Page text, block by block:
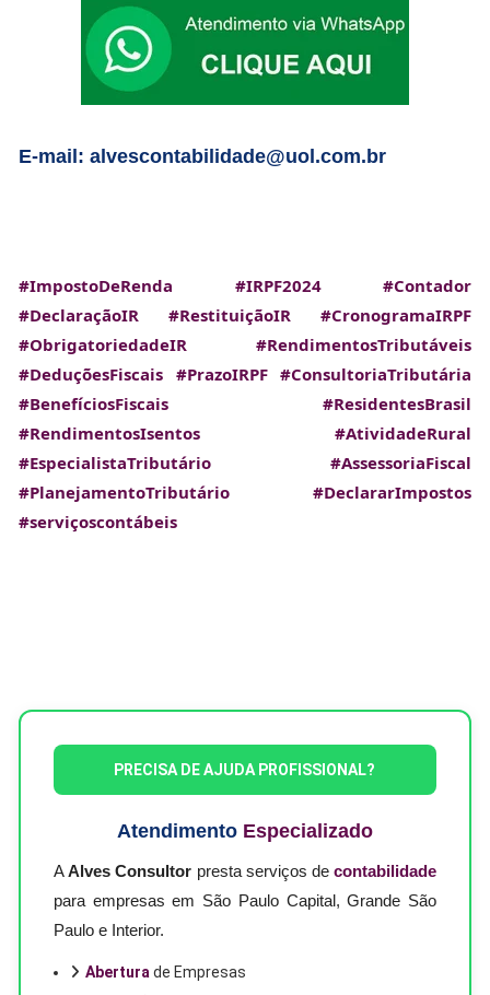
E-mail: alvescontabilidade@uol.com.br
#ImpostoDeRenda #IRPF2024
#Contador
#DeclaraçãoIR
#RestituiçãoIR
#CronogramaIRPF
#ObrigatoriedadeIR
#RendimentosTributáveis
#DeduçõesFiscais
#PrazoIRPF #ConsultoriaTributária
#BenefíciosFiscais
#ResidentesBrasil
#RendimentosIsentos
#AtividadeRural
#EspecialistaTributário
#AssessoriaFiscal
#PlanejamentoTributário
#DeclararImpostos
#serviçoscontábeis
PRECISA DE AJUDA PROFISSIONAL?
Atendimento Especializado
AAlves Consultor presta serviços decontabilidade
para empresas em São Paulo Capital, Grande São
Paulo e Interior.
Abertura de Empresas